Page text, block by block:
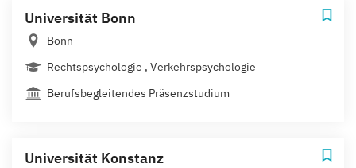
Universität Bonn
Bonn
Rechtspsychologie , Verkehrspsychologie
Berufsbegleitendes Präsenzstudium
Universität Konstanz